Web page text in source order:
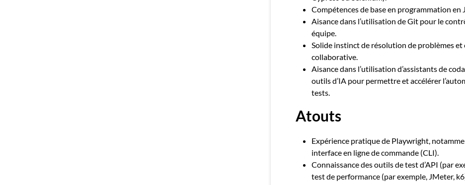
Compétences de base en programmation
Aisance dans l’utilisation de Git pour le
équipe.
Solide instinct de résolution de problèmes
collaborative.
Aisance dans l’utilisation d’assistants de
outils d’IA pour permettre et accélérer
tests.
Atouts
Expérience pratique de Playwright,
interface en ligne de commande (CLI).
Connaissance des outils de test d’API (par
test de performance (par exemple, JMeter,